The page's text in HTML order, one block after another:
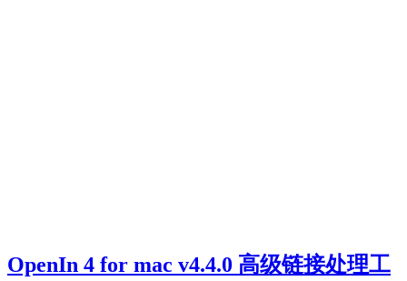
OpenIn 4 for mac v4.4.0 高级链接处理工